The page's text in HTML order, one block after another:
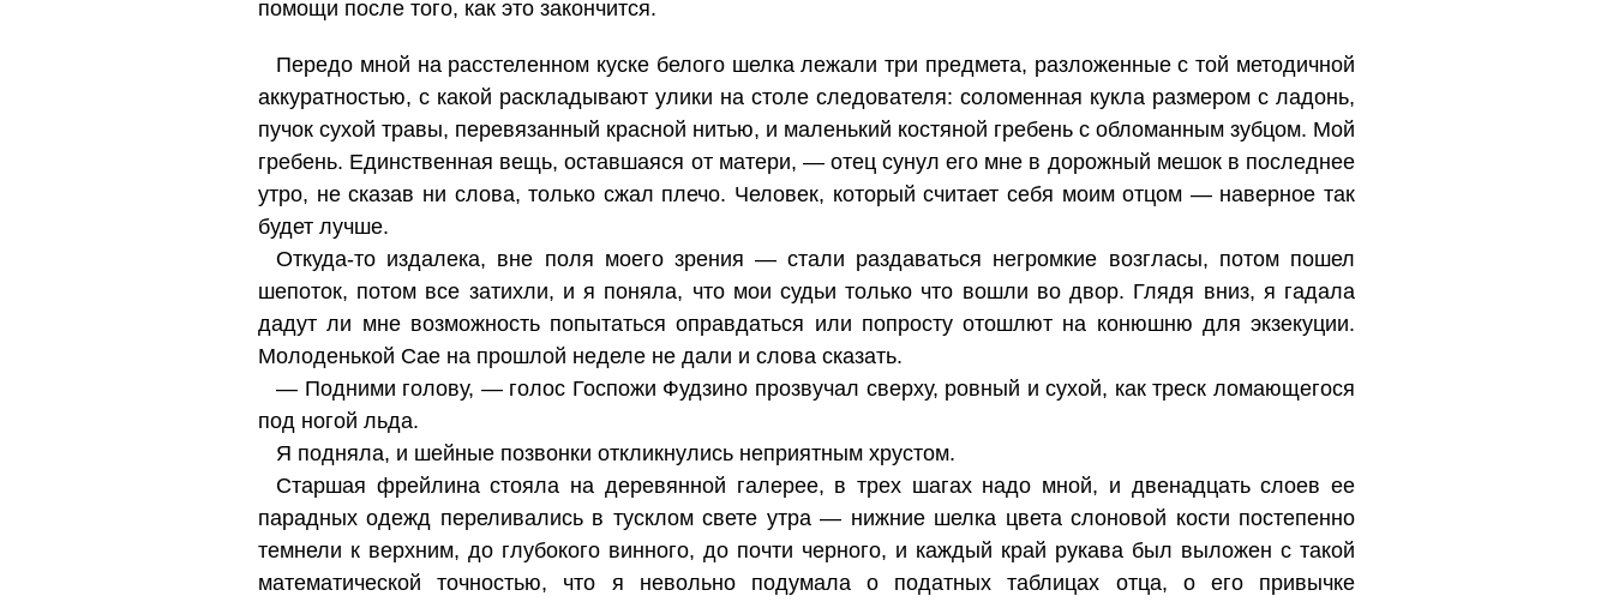
помощи после того, как это закончится.
Передо мной на расстеленном куске белого шелка лежали три предмета, разложенные с той методичной
аккуратностью, с какой раскладывают улики на столе следователя: соломенная кукла размером с ладонь,
пучок сухой травы, перевязанный красной нитью, и маленький костяной гребень с обломанным зубцом. Мой
гребень. Единственная вещь, оставшаяся от матери, — отец сунул его мне в дорожный мешок в последнее
утро, не сказав ни слова, только сжал плечо. Человек, который считает себя моим отцом — наверное так
будет лучше.
Откуда-то издалека, вне поля моего зрения — стали раздаваться негромкие возгласы, потом пошел
шепоток, потом все затихли, и я поняла, что мои судьи только что вошли во двор. Глядя вниз, я гадала
дадут ли мне возможность попытаться оправдаться или попросту отошлют на конюшню для экзекуции.
Молоденькой Сае на прошлой неделе не дали и слова сказать.
— Подними голову, — голос Госпожи Фудзино прозвучал сверху, ровный и сухой, как треск ломающегося
под ногой льда.
Я подняла, и шейные позвонки откликнулись неприятным хрустом.
Старшая фрейлина стояла на деревянной галерее, в трех шагах надо мной, и двенадцать слоев ее
парадных одежд переливались в тусклом свете утра — нижние шелка цвета слоновой кости постепенно
темнели к верхним, до глубокого винного, до почти черного, и каждый край рукава был выложен с такой
математической точностью, что я невольно подумала о податных таблицах отца, о его привычке